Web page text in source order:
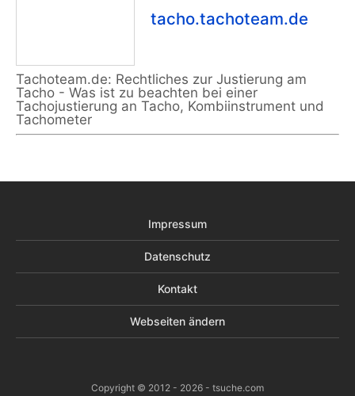
tacho.tachoteam.de
Tachoteam.de: Rechtliches zur Justierung am
Tacho - Was ist zu beachten bei einer
Tachojustierung an Tacho, Kombiinstrument und
Tachometer
Impressum
Datenschutz
Kontakt
Webseiten ändern
Copyright © 2012 - 2026 - tsuche.com